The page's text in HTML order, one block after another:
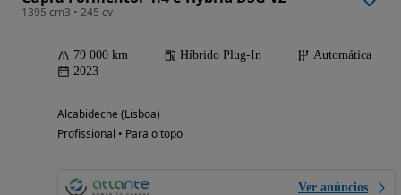
1395 cm3 • 245 cv
79 000 km Híbrido Plug-In
Automática
2023
Alcabideche (Lisboa)
Profissional • Para o topo
Ver anúncios